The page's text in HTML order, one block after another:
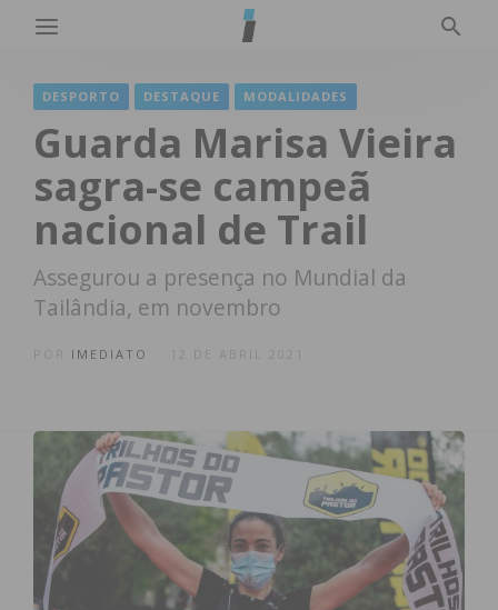
DESPORTO DESTAQUE MODALIDADES
Guarda Marisa Vieira
sagra-se campeã
nacional de Trail
Assegurou a presença no Mundial da
Tailândia, em novembro
IMEDIATO 12 DE ABRIL 2021